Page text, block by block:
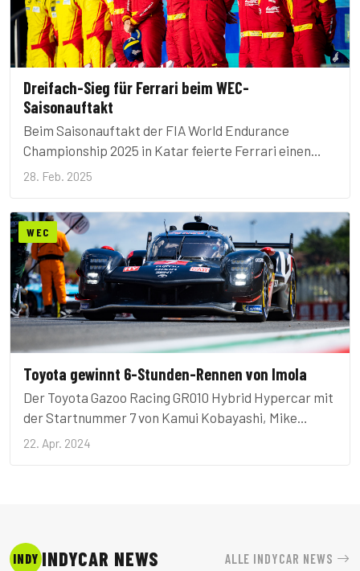
Dreifach-Sieg für Ferrari beim WEC-
Saisonauftakt
Beim Saisonauftakt der FIA World Endurance
Championship 2025 in Katar feierte Ferrari einen
historischen Dreifachsieg.
28. Feb. 2025
WEC
Toyota gewinnt 6-Stunden-Rennen von Imola
Der Toyota Gazoo Racing GR010 Hybrid Hypercar mit
der Startnummer 7 von Kamui Kobayashi, Mike
Conway und Nyck de Vries hat das dramatische und
22. Apr. 2024
INDY INDYCAR NEWS ALLE INDYCAR NEWS